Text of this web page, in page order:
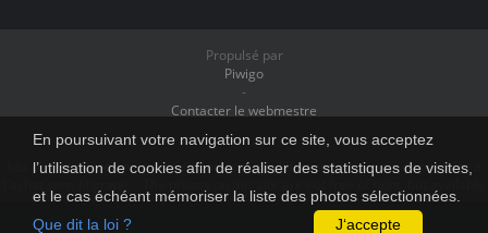
En poursuivant votre navigation sur ce site, vous acceptez
l’utilisation de cookies afin de réaliser des statistiques de visites,
et le cas échéant mémoriser la liste des photos sélectionnées.
Que dit la loi ?
J‘accepte
Propulsé par
Piwigo
-
Contacter le webmestre
Les photos présentes sur ce site ne sont pas libres de droit, mais disponibles à
without watermark for purchase.